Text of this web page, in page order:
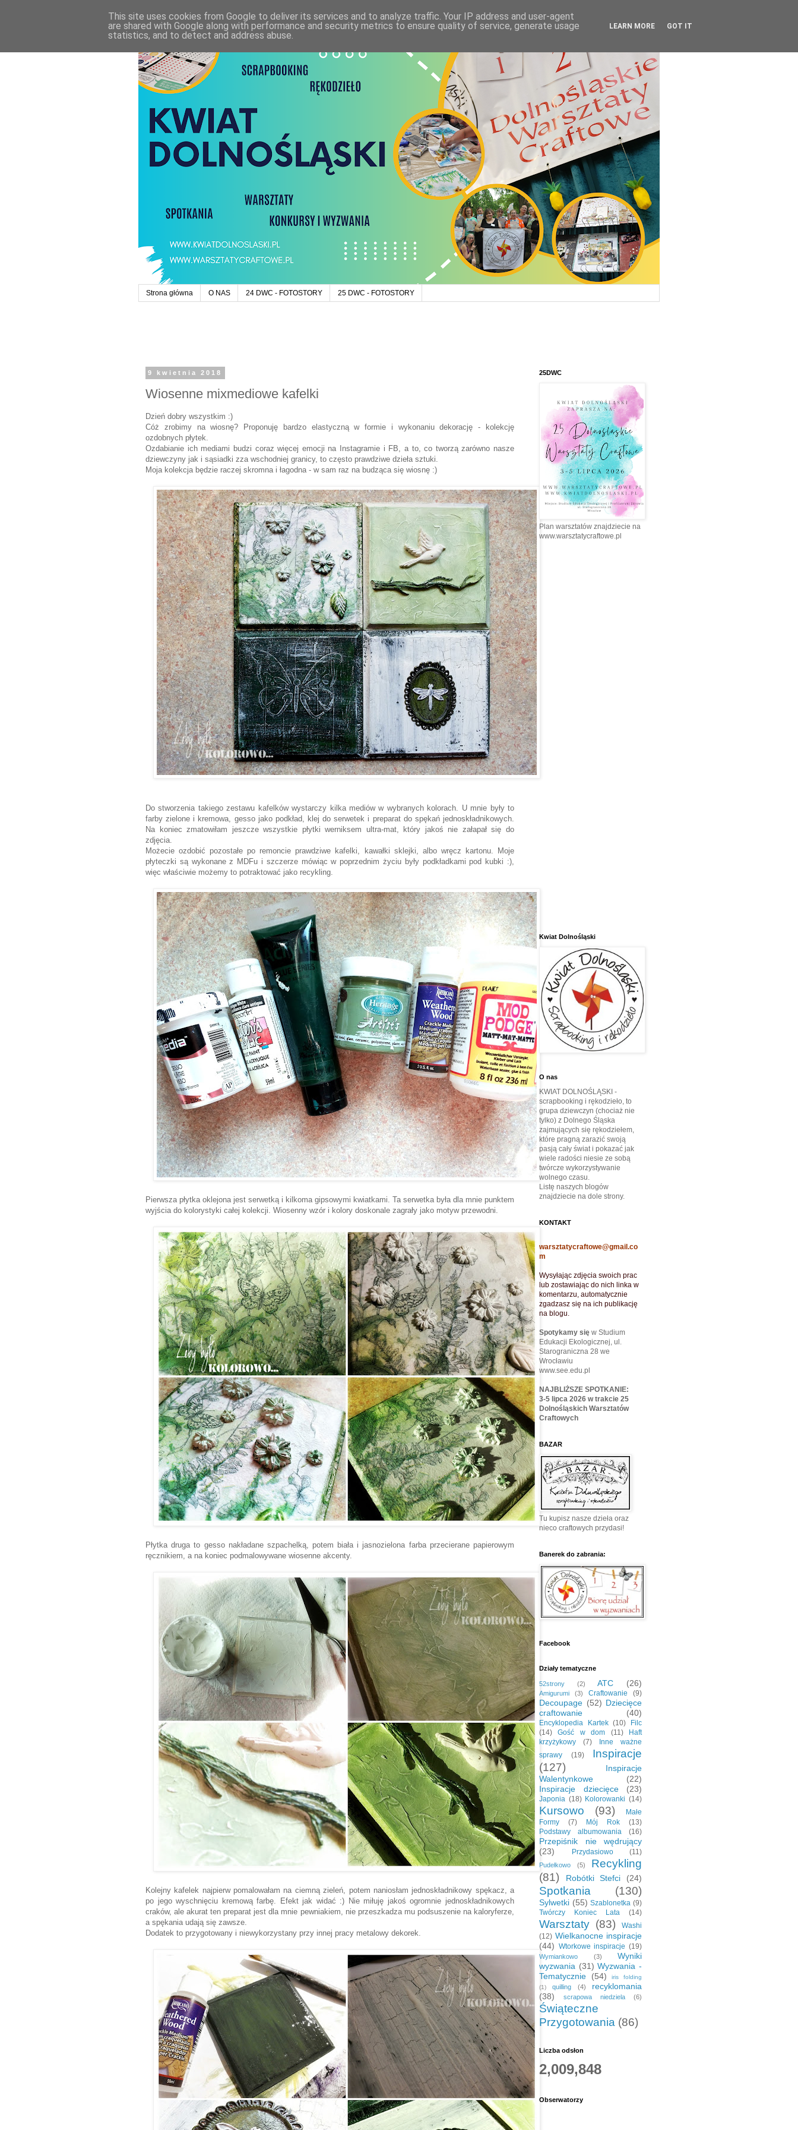
Strona główna O NAS 24 DWC - FOTOSTORY 25 DWC - FOTOSTORY
9 kwietnia 2018
Wiosenne mixmediowe kafelki
Dzień dobry wszystkim :)
Cóż zrobimy na wiosnę? Proponuję bardzo elastyczną w formie i wykonaniu dekorację - kolekcję
ozdobnych płytek.
Ozdabianie ich mediami budzi coraz więcej emocji na Instagramie i FB, a to, co tworzą zarówno nasze
dziewczyny jak i sąsiadki zza wschodniej granicy, to często prawdziwe dzieła sztuki.
Moja kolekcja będzie raczej skromna i łagodna - w sam raz na budząca się wiosnę :)
Do stworzenia takiego zestawu kafelków wystarczy kilka mediów w wybranych kolorach. U mnie były to
farby zielone i kremowa, gesso jako podkład, klej do serwetek i preparat do spękań jednoskładnikowych.
Na koniec zmatowiłam jeszcze wszystkie płytki werniksem ultra-mat, który jakoś nie załapał się do
zdjęcia.
Możecie ozdobić pozostałe po remoncie prawdziwe kafelki, kawałki sklejki, albo wręcz kartonu. Moje
płyteczki są wykonane z MDFu i szczerze mówiąc w poprzednim życiu były podkładkami pod kubki :),
więc właściwie możemy to potraktować jako recykling.
Pierwsza płytka oklejona jest serwetką i kilkoma gipsowymi kwiatkami. Ta serwetka była dla mnie punktem
wyjścia do kolorystyki całej kolekcji. Wiosenny wzór i kolory doskonale zagrały jako motyw przewodni.
Płytka druga to gesso nakładane szpachelką, potem biała i jasnozielona farba przecierane papierowym
ręcznikiem, a na koniec podmalowywane wiosenne akcenty.
Kolejny kafelek najpierw pomalowałam na ciemną zieleń, potem naniosłam jednoskładnikowy spękacz, a
po jego wyschnięciu kremową farbę. Efekt jak widać :) Nie miłuję jakoś ogromnie jednoskładnikowych
craków, ale akurat ten preparat jest dla mnie pewniakiem, nie przeszkadza mu podsuszenie na kaloryferze,
a spękania udają się zawsze.
Dodatek to przygotowany i niewykorzystany przy innej pracy metalowy dekorek.
25DWC
Plan warsztatów znajdziecie na
www.warsztatycraftowe.pl
Kwiat Dolnośląski
O nas
KWIAT DOLNOŚLĄSKI -
scrapbooking i rękodzieło, to
grupa dziewczyn (chociaż nie
tylko) z Dolnego Śląska
zajmujących się rękodziełem,
które pragną zarazić swoją
pasją cały świat i pokazać jak
wiele radości niesie ze sobą
twórcze wykorzystywanie
wolnego czasu.
Listę naszych blogów
znajdziecie na dole strony.
KONTAKT
warsztatycraftowe@gmail.co
m
Wysyłając zdjęcia swoich prac
lub zostawiając do nich linka w
komentarzu, automatycznie
zgadzasz się na ich publikację
na blogu.
Spotykamy się w Studium
Edukacji Ekologicznej, ul.
Starograniczna 28 we
Wrocławiu
www.see.edu.pl
NAJBLIŻSZE SPOTKANIE:
3-5 lipca 2026 w trakcie 25
Dolnośląskich Warsztatów
Craftowych
BAZAR
Tu kupisz nasze dzieła oraz
nieco craftowych przydasi!
Banerek do zabrania:
Facebook
Działy tematyczne
52strony (2) ATC (26)
Amigurumi (3) Craftowanie (9)
Decoupage (52) Dziecięce
craftowanie
(40)
Encyklopedia Kartek (10)
Filc
(14)
Gość w dom (11)
Haft
krzyżykowy
(7)
Inne ważne
sprawy
(19)
Inspiracje
(127)
Inspiracje
Walentynkowe
(22)
Inspiracje dziecięce
(23)
Japonia (18) Kolorowanki (14)
Kursowo (93)
Małe
Formy
(7) Mój Rok
(13)
Podstawy albumowania
(16)
Przepiśnik nie wędrujący
(23)
Przydasiowo (11)
Pudełkowo (5)
Recykling
(81)
Robótki Stefci (24)
Spotkania (130)
Sylwetki (55) Szablonetka (9)
Twórczy Koniec Lata
(14)
Warsztaty (83)
Washi
(12) Wielkanocne inspiracje
(44) Wtorkowe inspiracje (19)
Wymiankowo (3)
Wyniki
wyzwania (31) Wyzwania -
Tematycznie
(54)
iris folding
(1)
quilling (4)
recyklomania
(38)
scrapowa niedziela (6)
Świąteczne
Przygotowania (86)
Liczba odsłon
2,009,848
Obserwatorzy
This site uses cookies from Google to deliver its services and to analyze traffic. Your IP address and user-agent
are shared with Google along with performance and security metrics to ensure quality of service, generate usage
statistics, and to detect and address abuse.
LEARN MORE GOT IT